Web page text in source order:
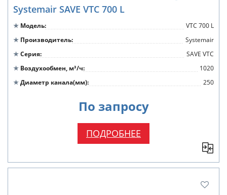
Systemair SAVE VTC 700 L
Модель
VTC 700 L
Производитель
Systemair
Серия
SAVE VTC
Воздухообмен, м³/ч
1020
Диаметр канала(мм)
250
По запросу
ПОДРОБНЕЕ